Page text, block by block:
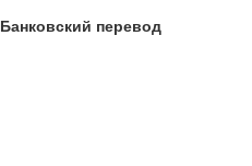
Банковский перевод